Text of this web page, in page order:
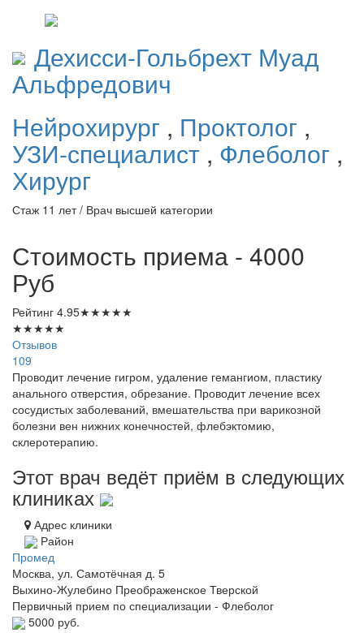
Дехисси-Гольбрехт Муад
Альфредович
Нейрохирург , Проктолог ,
УЗИ-специалист, Флеболог ,
Хирург
Стаж 11 лет / Врач высшей категории
Стоимость приема - 4000
Руб
Рейтинг 4.95★★★★★
★★★★★
Отзывов
109
Проводит лечение гигром, удаление гемангиом, пластику
анального отверстия, обрезание. Проводит лечение всех
сосудистых заболеваний, вмешательства при варикозной
болезни вен нижних конечностей, флебэктомию,
склеротерапию.
Этот врач ведёт приём в следующих
клиниках
Адрес клиники
Район
Промед
Москва, ул. Самотёчная д. 5
Выхино-Жулебино Преображенское Тверской
Первичный прием по специализации - Флеболог
5000 руб.